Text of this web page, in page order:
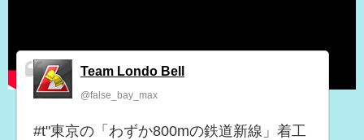
Team Londo Bell
@false_bay_max
#t"東京の「わずか800mの鉄道新線」着工